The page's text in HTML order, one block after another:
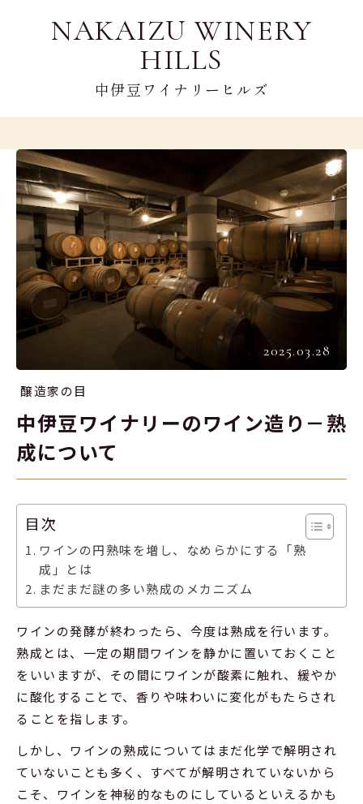
NAKAIZU WINERY
HILLS
中伊豆ワイナリーヒルズ
2025.03.28
醸造家の目
中伊豆ワイナリーのワイン造り－熟
成について
目次
ワインの円熟味を増し、なめらかにする「熟
成」とは
まだまだ謎の多い熟成のメカニズム
ワインの発酵が終わったら、今度は熟成を行います。
熟成とは、一定の期間ワインを静かに置いておくこと
をいいますが、その間にワインが酸素に触れ、緩やか
に酸化することで、香りや味わいに変化がもたらされ
ることを指します。
しかし、ワインの熟成についてはまだ化学で解明され
ていないことも多く、すべてが解明されていないから
こそ、ワインを神秘的なものにしているといえるかも